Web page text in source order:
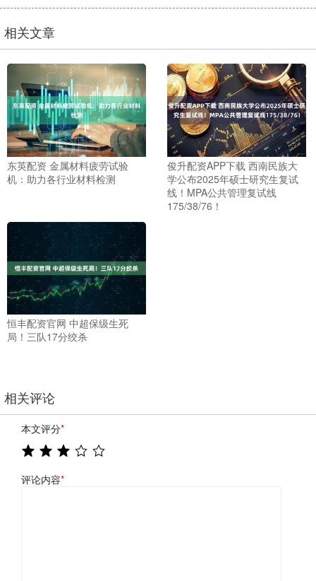
相关文章
东英配资 金属材料疲劳试验
机：助力各行业材料检测
俊升配资APP下载 西南民族大
学公布2025年硕士研究生复试
线！MPA公共管理复试线
175/38/76！
恒丰配资官网 中超保级生死
局！三队17分绞杀
相关评论
本文评分*
评论内容*